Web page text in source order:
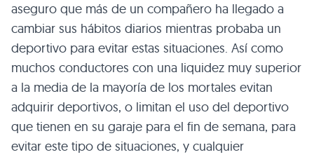
aseguro que más de un compañero ha llegado a
cambiar sus hábitos diarios mientras probaba un
deportivo para evitar estas situaciones. Así como
muchos conductores con una liquidez muy superior
a la media de la mayoría de los mortales evitan
adquirir deportivos, o limitan el uso del deportivo
que tienen en su garaje para el fin de semana, para
evitar este tipo de situaciones, y cualquier